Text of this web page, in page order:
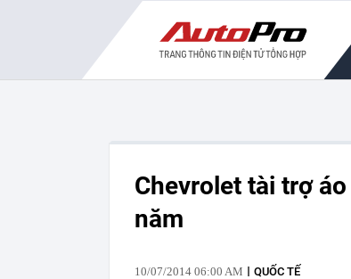
Chevrolet tài trợ
năm
10/07/2014 06:00 AM QUỐC TẾ